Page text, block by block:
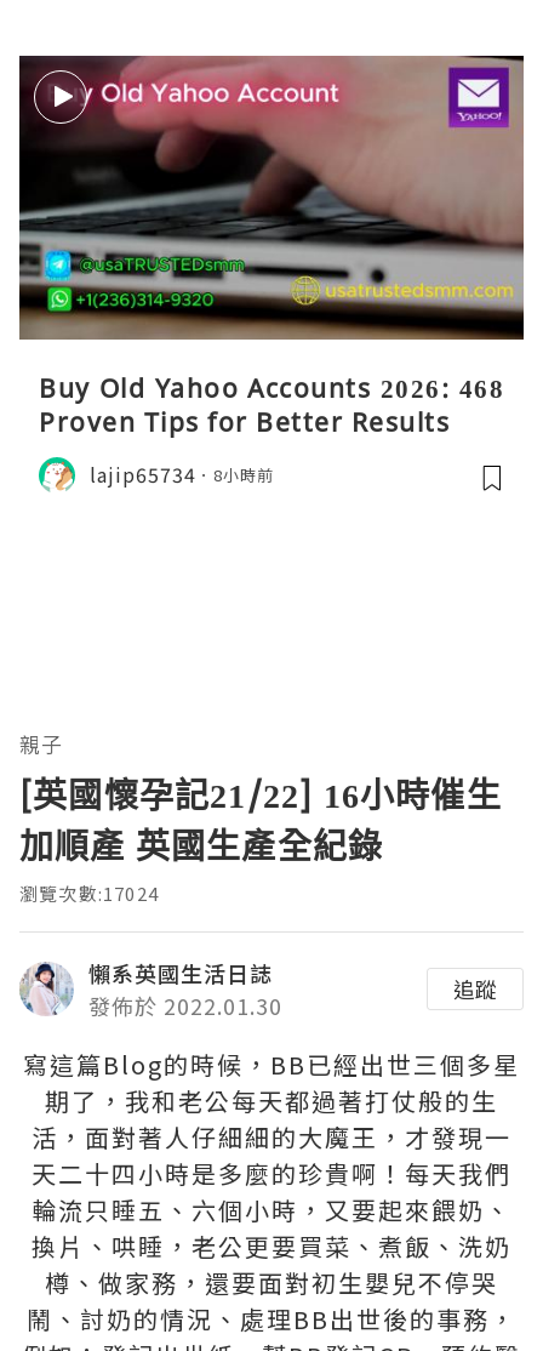
Buy Old Yahoo Accounts 2026: 468
Proven Tips for Better Results
lajip65734 8小時前
親子
[英國懷孕記21/22] 16小時催生
加順產 英國生產全紀錄
瀏覽次數:17024
懶系英國生活日誌
發佈於 2022.01.30
追蹤
寫這篇Blog的時候，BB已經出世三個多星
期了，我和老公每天都過著打仗般的生
活，面對著人仔細細的大魔王，才發現一
天二十四小時是多麼的珍貴啊！每天我們
輪流只睡五、六個小時，又要起來餵奶、
換片、哄睡，老公更要買菜、煮飯、洗奶
樽、做家務，還要面對初生嬰兒不停哭
鬧、討奶的情況、處理BB出世後的事務，